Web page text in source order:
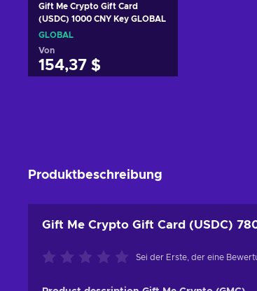
Gift Me Crypto Gift Card
(USDC) 1000 CNY Key GLOBAL
GLOBAL
Von
154,37 $
Produktbeschreibung
Gift Me Crypto Gift Card (USDC)
Sei der Erste, der eine